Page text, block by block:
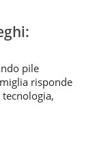
pile
risponde